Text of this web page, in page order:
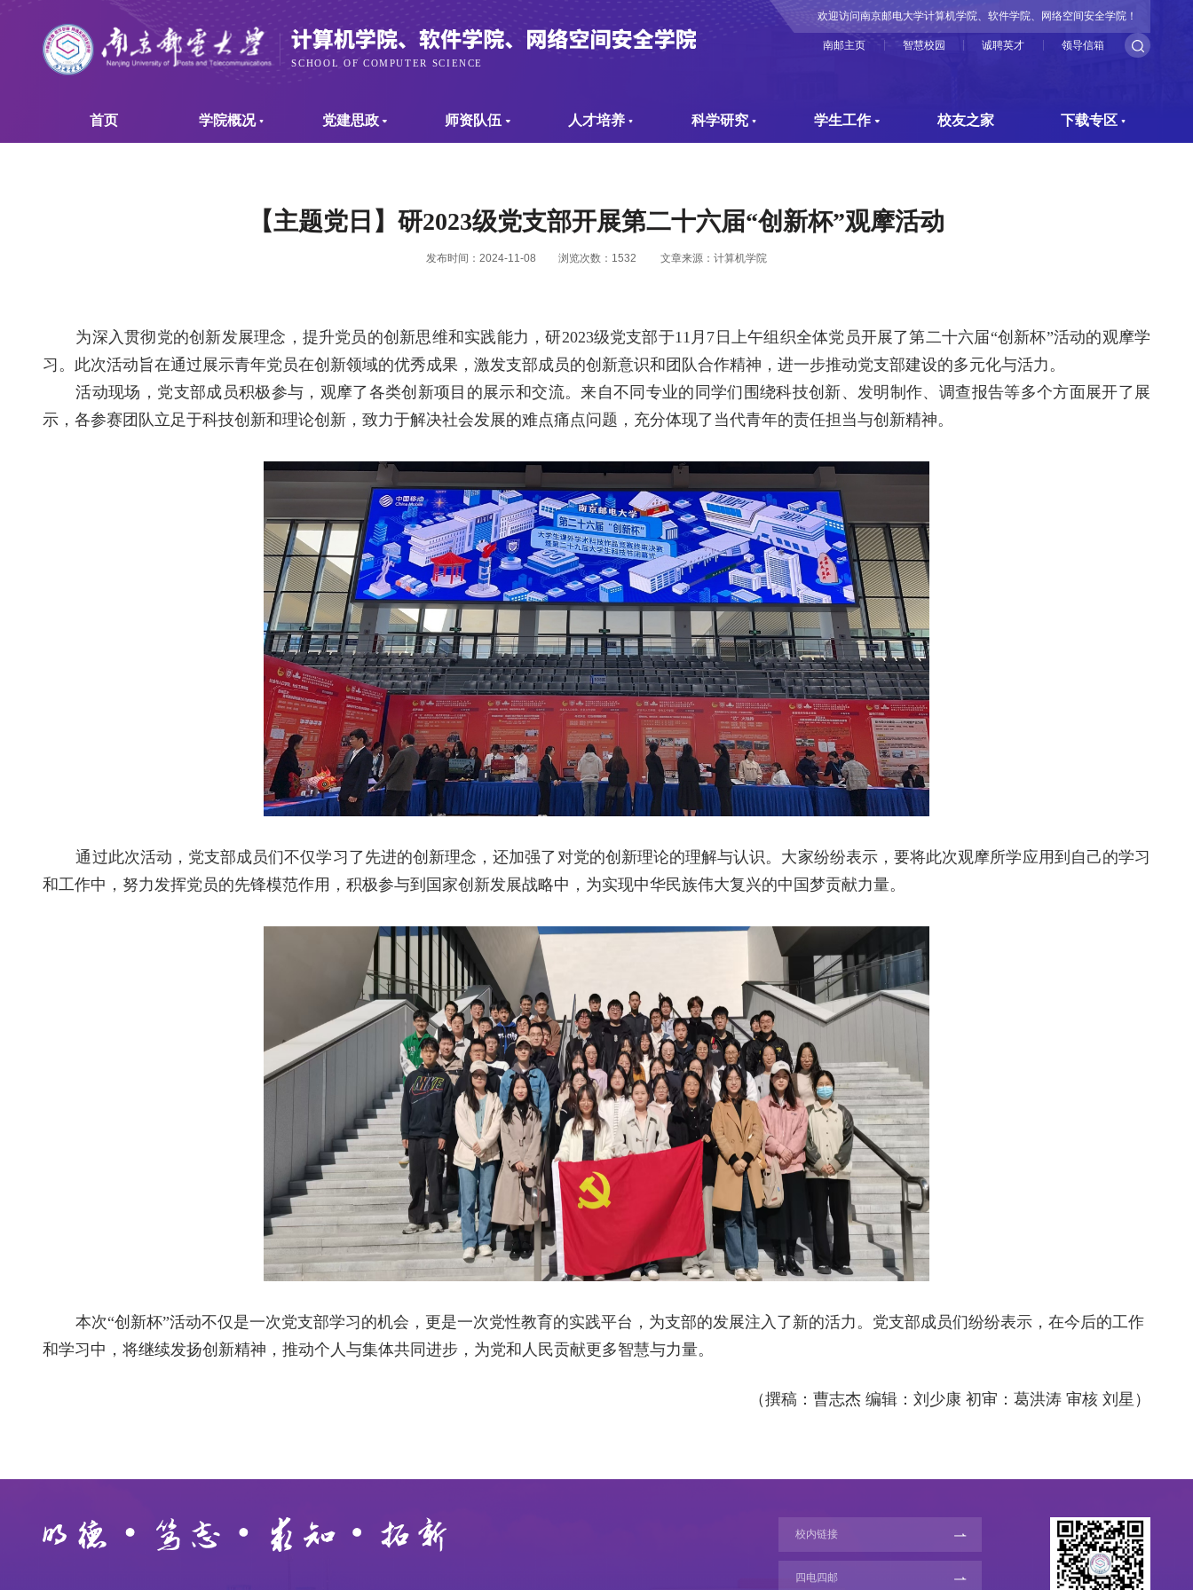
欢迎访问南京邮电大学计算机学院、软件学院、网络空间安全学院！
南邮主页 智慧校园 诚聘英才 领导信箱
首页 学院概况 党建思政 师资队伍 人才培养 科学研究 学生工作 校友之家 下载专区
【主题党日】研2023级党支部开展第二十六届“创新杯”观摩活动
发布时间：2024-11-08 浏览次数： 1532 文章来源：计算机学院
为深入贯彻党的创新发展理念，提升党员的创新思维和实践能力，研2023级党支部于11 月 7 日上午组织全体党员开展了第二十六届“创新杯”活动的观摩学
习。此次活动旨在通过展示青年党员在创新领域的优秀成果，激发支部成员的创新意识和团队合作精神，进一步推动党支部建设的多元化与活力。
活动现场，党支部成员积极参与，观摩了各类创新项目的展示和交流。来自不同专业的同学们围绕科技创新、发明制作、调查报告等多个方面展开了展
示，各参赛团队立足于科技创新和理论创新，致力于解决社会发展的难点痛点问题，充分体现了当代青年的责任担当与创新精神。
通过此次活动，党支部成员们不仅学习了先进的创新理念，还加强了对党的创新理论的理解与认识。大家纷纷表示，要将此次观摩所学应用到自己的学习
和工作中，努力发挥党员的先锋模范作用，积极参与到国家创新发展战略中，为实现中华民族伟大复兴的中国梦贡献力量。
本次“创新杯”活动不仅是一次党支部学习的机会，更是一次党性教育的实践平台，为支部的发展注入了新的活力。党支部成员们纷纷表示，在今后的工作
和学习中，将继续发扬创新精神，推动个人与集体共同进步，为党和人民贡献更多智慧与力量。
（撰稿：曹志杰 编辑：刘少康 初审：葛洪涛 审核 刘星）
校内链接
四电四邮